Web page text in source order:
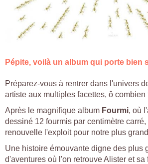
Pépite, voilà un album qui porte bien
Préparez-vous à rentrer dans l'univers
artiste aux multiples facettes, ô combien
Après le magnifique album Fourmi, où
dessiné 12 fourmis par centimètre
renouvelle l'exploit pour notre plus
Une histoire émouvante digne des plus
d'aventures où l'on retrouve Alister et sa